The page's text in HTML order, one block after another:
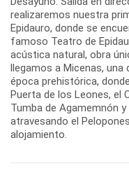
realizaremos nuestra
Epidauro, donde se
famoso Teatro de
acústica natural, obra
llegamos a Micenas,
época prehistórica,
Puerta de los Leones, el
Tumba de Agamemnón
atravesando el
alojamiento.